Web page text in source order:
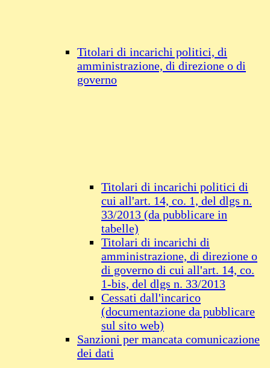
Titolari di incarichi politici, di
amministrazione, di direzione o di
governo
Titolari di incarichi politici di
cui all'art. 14, co. 1, del dlgs n.
33/2013 (da pubblicare in
tabelle)
Titolari di incarichi di
amministrazione, di direzione o
di governo di cui all'art. 14, co.
1-bis, del dlgs n. 33/2013
Cessati dall'incarico
(documentazione da pubblicare
sul sito web)
Sanzioni per mancata comunicazione
dei dati